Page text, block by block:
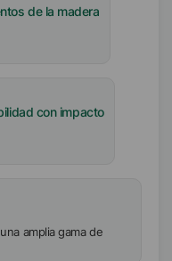
de la madera
con impacto
amplia gama de